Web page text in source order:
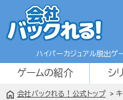
ハイパーカジュアル脱出ゲ
ゲームの紹介 シ
会社バックれる！公式トップ